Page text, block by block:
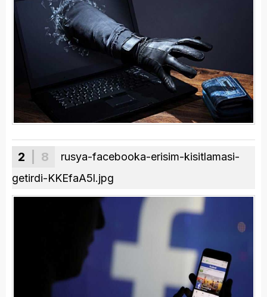
2 | 8
rusya-facebooka-erisim-kisitlamasi-
getirdi-KKEfaA5l.jpg